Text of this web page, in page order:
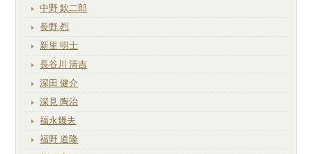
中野 欽二郎
長野 烈
新里 明士
長谷川 清吉
深田 健介
深見 陶治
福永幾夫
福野 道隆